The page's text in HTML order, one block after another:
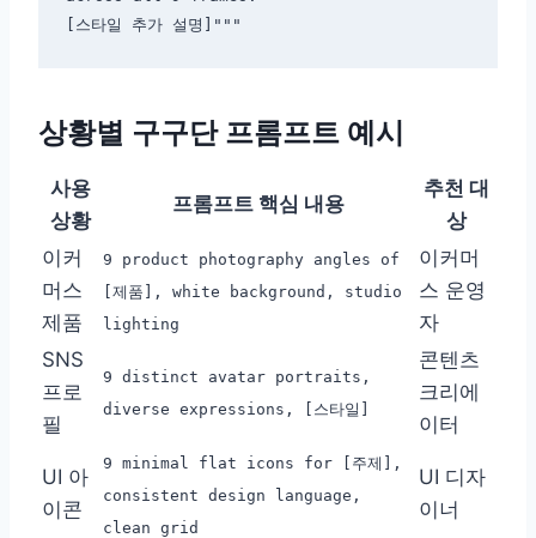
상황별 구구단 프롬프트 예시
사용
상황
프롬프트 핵심 내용
추천 대
상
이커
머스
제품
9 product photography angles of
[제품], white background, studio
lighting
이커머
스 운영
자
SNS
프로
필
9 distinct avatar portraits,
diverse expressions, [스타일]
콘텐츠
크리에
이터
UI 아
이콘
9 minimal flat icons for [주제],
consistent design language,
clean grid
UI 디자
이너